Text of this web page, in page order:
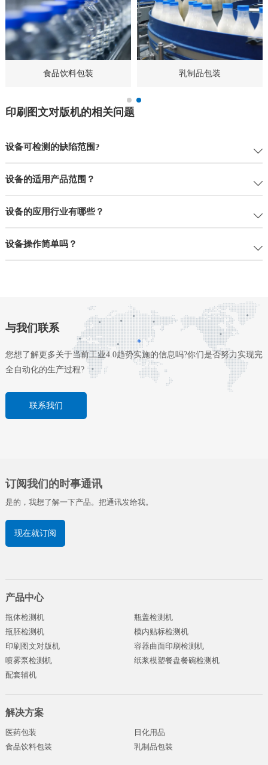
食品饮料包装 乳制品包装
印刷图文对版机的相关问题
设备可检测的缺陷范围?
设备的适用产品范围？
设备的应用行业有哪些？
设备操作简单吗？
与我们联系
您想了解更多关于当前工业4.0趋势实施的信息吗?你们是否努力实现完
全自动化的生产过程?
联系我们
订阅我们的时事通讯
是的，我想了解一下产品。把通讯发给我。
现在就订阅
产品中心
瓶体检测机
瓶盖检测机
瓶胚检测机
模内贴标检测机
印刷图文对版机
容器曲面印刷检测机
喷雾泵检测机
纸浆模塑餐盘餐碗检测机
配套辅机
解决方案
医药包装
日化用品
食品饮料包装
乳制品包装